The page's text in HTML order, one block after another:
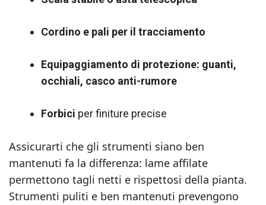
Cordino e pali per il tracciamento
Equipaggiamento di protezione: guanti,
occhiali, casco anti-rumore
Forbici per finiture precise
Assicurarti che gli strumenti siano ben
mantenuti fa la differenza: lame affilate
permettono tagli netti e rispettosi della pianta.
Strumenti puliti e ben mantenuti prevengono